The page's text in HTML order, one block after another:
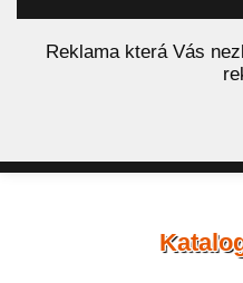
Reklama která Vás